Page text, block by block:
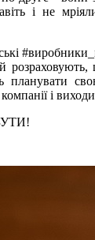
і не
розраховують,
компанії і